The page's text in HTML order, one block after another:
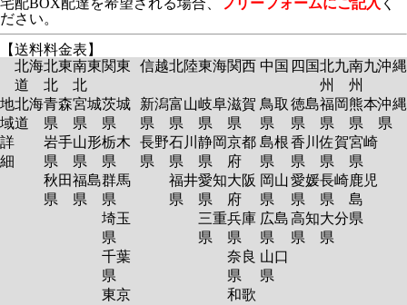
宅配BOX配達を希望される場合、 フリーフォームにご記入 く
ださい。
【送料料金表】
北海
道
北東
北
南東
北
関東 信越北陸東海関西 中国 四国北九
州
南九
州
沖縄
地
域
詳
細
北海
道
青森
県
岩手
県
秋田
県
宮城
県
山形
県
福島
県
茨城
県
栃木
県
群馬
県
埼玉
県
千葉
県
東京
新潟
県
長野
県
富山
県
石川
県
福井
県
岐阜
県
静岡
県
愛知
県
三重
県
滋賀
県
京都
府
大阪
府
兵庫
県
奈良
県
和歌
鳥取
県
島根
県
岡山
県
広島
県
山口
県
徳島
県
香川
県
愛媛
県
高知
県
福岡
県
佐賀
県
長崎
県
大分
県
熊本
県
宮崎
県
鹿児
島
県
沖縄
県